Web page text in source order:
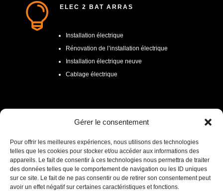
Gérer le consentement
Pour offrir les meilleures expériences, nous utilisons des technologies
telles que les cookies pour stocker et/ou accéder aux informations des
appareils. Le fait de consentir à ces technologies nous permettra de traiter
des données telles que le comportement de navigation ou les ID uniques
sur ce site. Le fait de ne pas consentir ou de retirer son consentement peut
avoir un effet négatif sur certaines caractéristiques et fonctions.
 ELEC 2 BAT ARRAS
Installation électrique
Rénovation de l’installation électrique
Installation électrique neuve
Cablage électrique
Tarif électricien
Devis gratuit et sans engagement
Zone d’intervention